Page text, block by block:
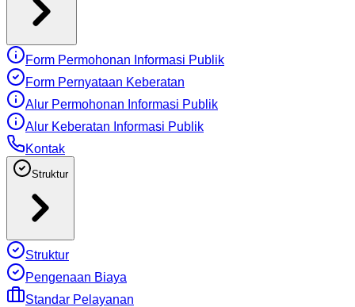
Form Permohonan Informasi Publik
Form Pernyataan Keberatan
Alur Permohonan Informasi Publik
Alur Keberatan Informasi Publik
Kontak
Struktur
Struktur
Pengenaan Biaya
Standar Pelayanan